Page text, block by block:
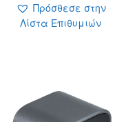
Πρόσθεσε στην
Λίστα Επιθυμιών